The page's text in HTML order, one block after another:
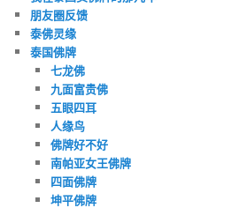
朋友圈反馈
泰佛灵缘
泰国佛牌
七龙佛
九面富贵佛
五眼四耳
人缘鸟
佛牌好不好
南帕亚女王佛牌
四面佛牌
坤平佛牌